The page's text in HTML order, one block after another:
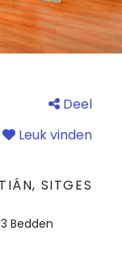
Deel
Leuk vinden
SITGES
3 Bedden